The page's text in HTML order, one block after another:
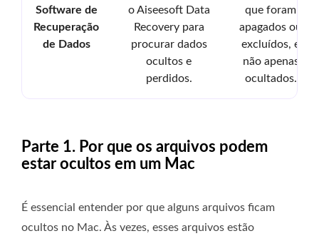
Software de
Recuperação
de Dados
o Aiseesoft Data
Recovery para
procurar dados
ocultos e
perdidos.
que foram
apagados ou
excluídos, e
não apenas
ocultados.
Parte 1. Por que os arquivos podem
estar ocultos em um Mac
É essencial entender por que alguns arquivos ficam
ocultos no Mac. Às vezes, esses arquivos estão